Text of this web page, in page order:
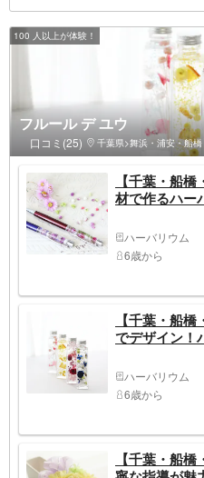
100 人以上が体験！
フルール デ ユウ
口コミ(25) 千葉県>舞浜・浦安・船
【千葉・船
材で作るハー
ハーバリウム
6歳から
【千葉・船
でデザイン！
ハーバリウム
6歳から
【千葉・船